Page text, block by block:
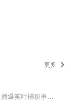
更多
本节目由喜马拉雅fm独家播出七大主播爆笑吐槽糗事囧闻，包你开心一整天